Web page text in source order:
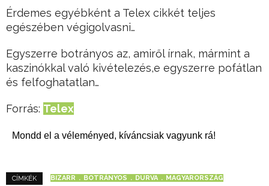
Érdemes egyébként a Telex cikkét teljes
egészében végigolvasni…
Egyszerre botrányos az, amiről írnak, mármint a
kaszinókkal való kivételezés,e egyszerre pofátlan
és felfoghatatlan…
Forrás: Telex
Mondd el a véleményed, kíváncsiak vagyunk rá!
CÍMKÉK BIZARR BOTRÁNYOS DURVA MAGYARORSZÁG